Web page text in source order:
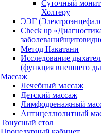
Cуточный
Холтеру
ЭЭГ
Check up
Метод Накатани
Исследование
(функция внешнего
Массаж
Лечебный массаж
Детский массаж
Лимфодренажный
Антицеллюлитный
Тонусный стол